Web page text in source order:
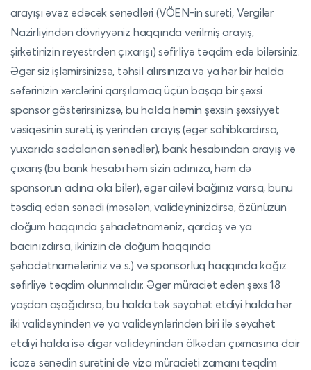
arayışı əvəz edəcək sənədləri (VÖEN-in surəti, Vergilər
Nazirliyindən dövriyyəniz haqqında verilmiş arayış,
şirkətinizin reyestrdən çıxarışı) səfirliyə təqdim edə bilərsiniz.
Əgər siz işləmirsinizsə, təhsil alırsınıza və ya hər bir halda
səfərinizin xərclərini qarşılamaq üçün başqa bir şəxsi
sponsor göstərirsinizsə, bu halda həmin şəxsin şəxsiyyət
vəsiqəsinin surəti, iş yerindən arayış (əgər sahibkardırsa,
yuxarıda sadalanan sənədlər), bank hesabından arayış və
çıxarış (bu bank hesabı həm sizin adınıza, həm də
sponsorun adına ola bilər), əgər ailəvi bağınız varsa, bunu
təsdiq edən sənədi (məsələn, valideyninizdirsə, özünüzün
doğum haqqında şəhadətnaməniz, qardaş və ya
bacınızdırsa, ikinizin də doğum haqqında
şəhadətnamələriniz və s.) və sponsorluq haqqında kağız
səfirliyə təqdim olunmalıdır. Əgər müraciət edən şəxs 18
yaşdan aşağıdırsa, bu halda tək səyahət etdiyi halda hər
iki valideynindən və ya valideynlərindən biri ilə səyahət
etdiyi halda isə digər valideynindən ölkədən çıxmasına dair
icazə sənədin surətini də viza müraciəti zamanı təqdim